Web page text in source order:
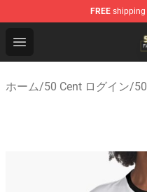
FREE shipping
Open menu
50 Cent Shop -
ホーム/50 Cent ログイン/